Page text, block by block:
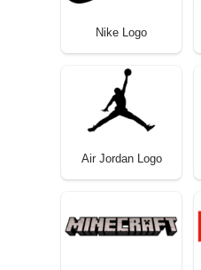
Nike Logo
Air Jordan Logo